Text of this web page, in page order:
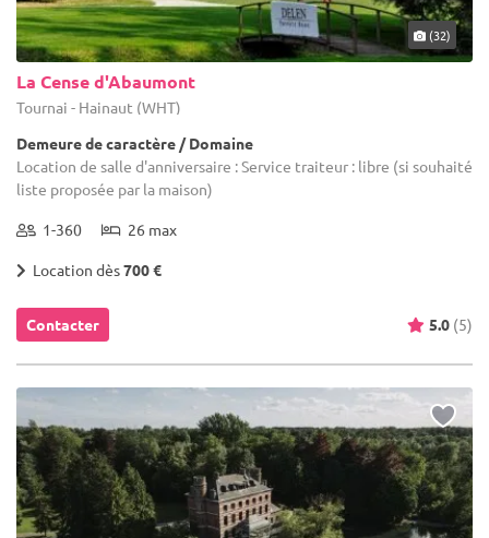
(32)
La Cense d'Abaumont
Tournai - Hainaut (WHT)
Demeure de caractère / Domaine
Location de salle d'anniversaire : Service traiteur : libre (si souhaité
liste proposée par la maison)
1-360 26 max
Location dès700 €
Contacter 5.0 (5)